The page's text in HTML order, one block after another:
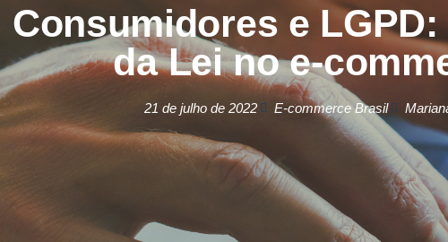
Consumidores e
da Lei no e-
21 de julho de 2022 E-commerce Brasil